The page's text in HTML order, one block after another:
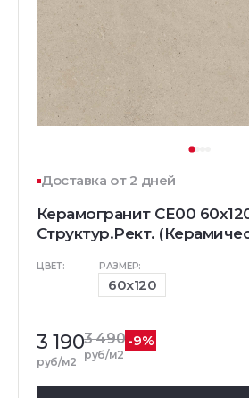
Доставка от 2 дней
Керамогранит CE00
Структур.Рект.
ЦВЕТ: РАЗМЕР:
60x120
3 190
руб/м2
3 490
руб/м2
-9%